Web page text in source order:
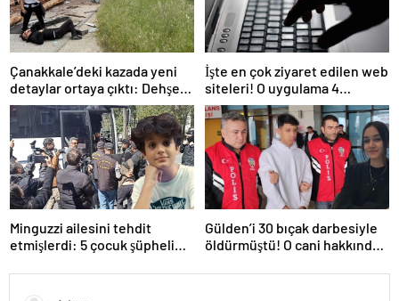
Çanakkale’deki kazada yeni
detaylar ortaya çıktı: Dehşet
kamyonunun suç dosyası
kabarık!
İşte en çok ziyaret edilen web
siteleri! O uygulama 4
basamak birden yükseldi: İlk
sırada…
Minguzzi ailesini tehdit
etmişlerdi: 5 çocuk şüpheli
oldu
Gülden’i 30 bıçak darbesiyle
öldürmüştü! O cani hakkında
donduran detaylar…